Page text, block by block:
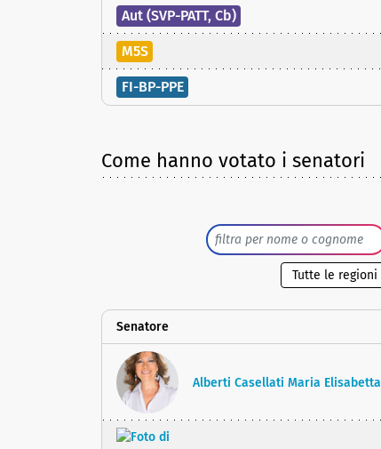
Aut (SVP-PATT, Cb)
M5S
FI-BP-PPE
Come hanno votato i senatori
Senatore
Alberti Casellati Maria Elisabetta